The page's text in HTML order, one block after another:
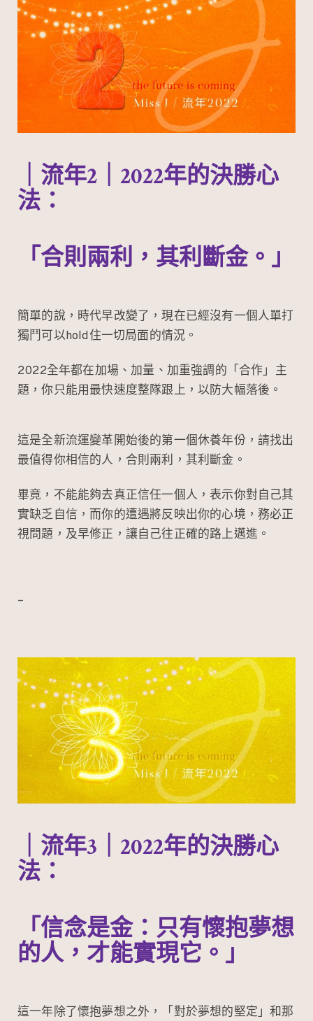
｜流年2｜2022年的決勝心
法：
「合則兩利，其利斷金。」
簡單的說，時代早改變了，現在已經沒有一個人單打
獨鬥可以hold住一切局面的情況。
2022全年都在加場、加量、加重強調的「合作」主
題，你只能用最快速度整隊跟上，以防大幅落後。
這是全新流運變革開始後的第一個休養年份，請找出
最值得你相信的人，合則兩利，其利斷金。
畢竟，不能能夠去真正信任一個人，表示你對自己其
實缺乏自信，而你的遭遇將反映出你的心境，務必正
視問題，及早修正，讓自己往正確的路上邁進。
–
｜流年3｜2022年的決勝心
法：
「信念是金：只有懷抱夢想
的人，才能實現它。」
這一年除了懷抱夢想之外，「對於夢想的堅定」和那